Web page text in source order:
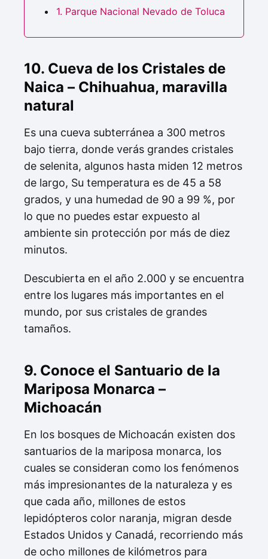
1. Parque Nacional Nevado de Toluca
10. Cueva de los Cristales de
Naica – Chihuahua, maravilla
natural
Es una cueva subterránea a 300 metros
bajo tierra, donde verás grandes cristales
de selenita, algunos hasta miden 12 metros
de largo, Su temperatura es de 45 a 58
grados, y una humedad de 90 a 99 %, por
lo que no puedes estar expuesto al
ambiente sin protección por más de diez
minutos.
Descubierta en el año 2.000 y se encuentra
entre los lugares más importantes en el
mundo, por sus cristales de grandes
tamaños.
9. Conoce el Santuario de la
Mariposa Monarca –
Michoacán
En los bosques de Michoacán existen dos
santuarios de la mariposa monarca, los
cuales se consideran como los fenómenos
más impresionantes de la naturaleza y es
que cada año, millones de estos
lepidópteros color naranja, migran desde
Estados Unidos y Canadá, recorriendo más
de ocho millones de kilómetros para